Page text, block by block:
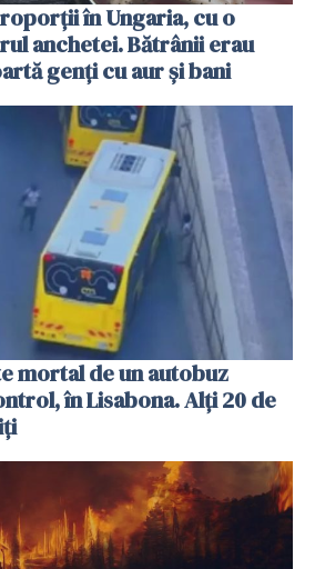
în Ungaria, cu o
anchetei. Bătrânii erau
genți cu aur și bani
mortal de un autobuz
în Lisabona. Alți 20 de